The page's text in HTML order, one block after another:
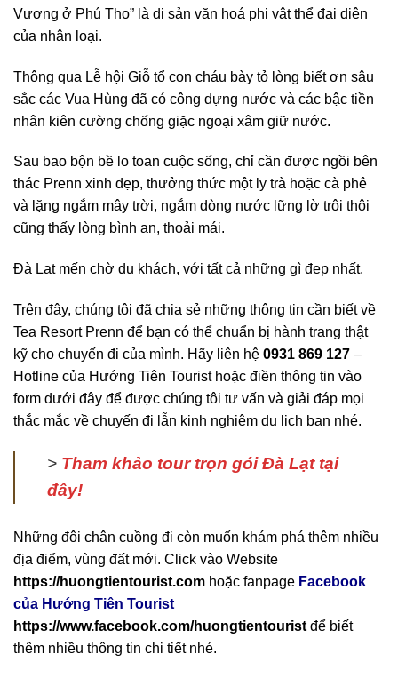
Vương ở Phú Thọ” là di sản văn hoá phi vật thể đại diện
của nhân loại.
Thông qua Lễ hội Giỗ tổ con cháu bày tỏ lòng biết ơn sâu
sắc các Vua Hùng đã có công dựng nước và các bậc tiền
nhân kiên cường chống giặc ngoại xâm giữ nước.
Sau bao bộn bề lo toan cuộc sống, chỉ cần được ngồi bên
thác Prenn xinh đẹp, thưởng thức một ly trà hoặc cà phê
và lặng ngắm mây trời, ngắm dòng nước lững lờ trôi thôi
cũng thấy lòng bình an, thoải mái.
Đà Lạt mến chờ du khách, với tất cả những gì đẹp nhất.
Trên đây, chúng tôi đã chia sẻ những thông tin cần biết về
Tea Resort Prenn để bạn có thể chuẩn bị hành trang thật
kỹ cho chuyến đi của mình. Hãy liên hệ 0931 869 127 –
Hotline của Hướng Tiên Tourist hoặc điền thông tin vào
form dưới đây để được chúng tôi tư vấn và giải đáp mọi
thắc mắc về chuyến đi lẫn kinh nghiệm du lịch bạn nhé.
> Tham khảo tour trọn gói Đà Lạt tại
đây!
Những đôi chân cuồng đi còn muốn khám phá thêm nhiều
địa điểm, vùng đất mới. Click vào Website
https://huongtientourist.com hoặc fanpage Facebook
của Hướng Tiên Tourist
https://www.facebook.com/huongtientourist để biết
thêm nhiều thông tin chi tiết nhé.